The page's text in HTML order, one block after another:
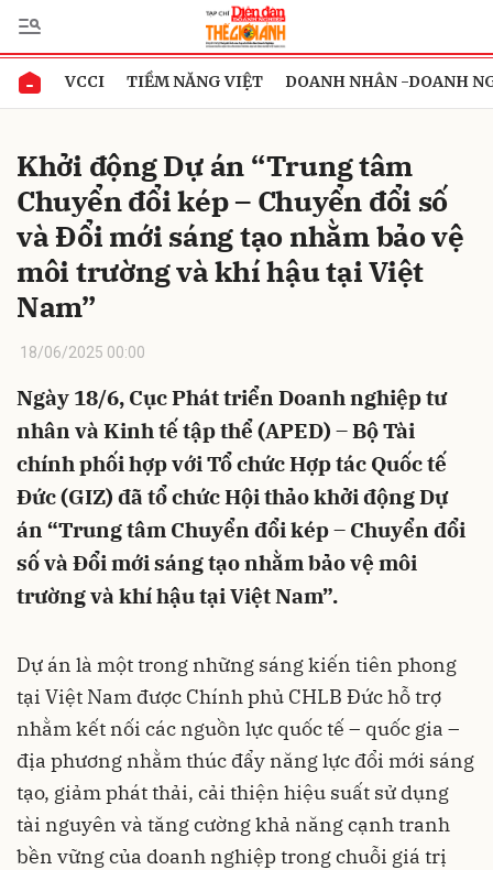
VCCI TIỀM NĂNG VIỆT DOANH NHÂN -DOANH
Khởi động Dự án “Trung tâm
Chuyển đổi kép – Chuyển đổi số
và Đổi mới sáng tạo nhằm bảo vệ
môi trường và khí hậu tại Việt
Nam”
18/06/2025 00:00
Ngày 18/6, Cục Phát triển Doanh nghiệp tư
nhân và Kinh tế tập thể (APED) – Bộ Tài
chính phối hợp với Tổ chức Hợp tác Quốc tế
Đức (GIZ) đã tổ chức Hội thảo khởi động Dự
án “Trung tâm Chuyển đổi kép – Chuyển đổi
số và Đổi mới sáng tạo nhằm bảo vệ môi
trường và khí hậu tại Việt Nam”.
Dự án là một trong những sáng kiến tiên phong
tại Việt Nam được Chính phủ CHLB Đức hỗ trợ
nhằm kết nối các nguồn lực quốc tế – quốc gia –
địa phương nhằm thúc đẩy năng lực đổi mới sáng
tạo, giảm phát thải, cải thiện hiệu suất sử dụng
tài nguyên và tăng cường khả năng cạnh tranh
bền vững của doanh nghiệp trong chuỗi giá trị
Gửi bình luận